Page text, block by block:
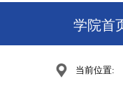
学院首
当前位置: